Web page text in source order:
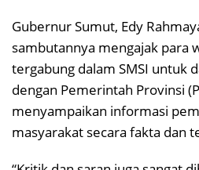
Gubernur Sumut, Edy
sambutannya mengajak para
tergabung dalam SMSI untuk
dengan Pemerintah Provinsi
menyampaikan informasi
masyarakat secara fakta dan